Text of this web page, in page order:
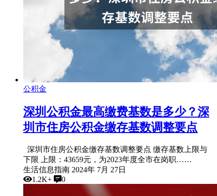
公积金
深圳公积金最高缴费基数是多少？深
圳市住房公积金缴存基数调整要点
深圳市住房公积金缴存基数调整要点 缴存基数上限与
下限 上限：43659元，为2023年度全市在岗职……
生活信息指南 2024年 7月 27日
1.2K+
0